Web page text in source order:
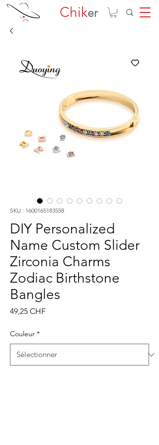
Chiker
SKU : 1600165183558
DIY Personalized
Name Custom Slider
Zirconia Charms
Zodiac Birthstone
Bangles
49,25 CHFPrix
Couleur *